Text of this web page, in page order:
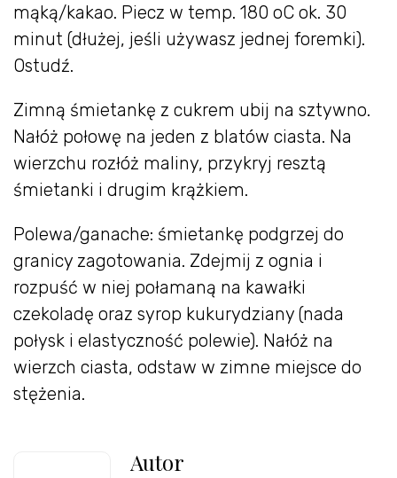
mąką/kakao. Piecz w temp. 180 oC ok. 30
minut (dłużej, jeśli używasz jednej foremki).
Ostudź.
Zimną śmietankę z cukrem ubij na sztywno.
Nałóż połowę na jeden z blatów ciasta. Na
wierzchu rozłóż maliny, przykryj resztą
śmietanki i drugim krążkiem.
Polewa/ganache: śmietankę podgrzej do
granicy zagotowania. Zdejmij z ognia i
rozpuść w niej połamaną na kawałki
czekoladę oraz syrop kukurydziany (nada
połysk i elastyczność polewie). Nałóż na
wierzch ciasta, odstaw w zimne miejsce do
stężenia.
Autor